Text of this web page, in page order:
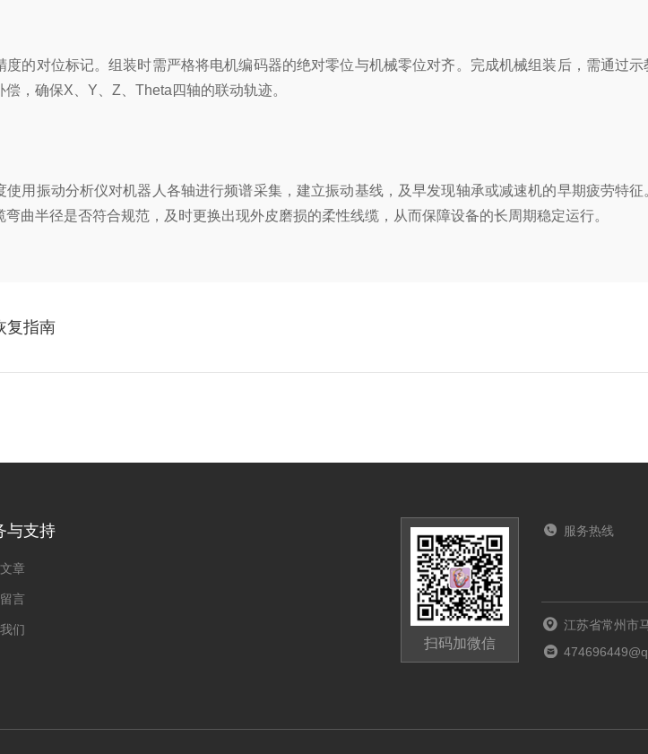
的对位标记。组装时需严格将电机编码器的绝对零位与机械零位对齐。完成机械组装后，需通过示
，确保X、Y、Z、Theta四轴的联动轨迹。
用振动分析仪对机器人各轴进行频谱采集，建立振动基线，及早发现轴承或减速机的早期疲劳特征
曲半径是否符合规范，及时更换出现外皮磨损的柔性线缆，从而保障设备的长周期稳定运行。
复指南
与支持
章
言
们
扫码加微信
服务热线
江苏省常州市